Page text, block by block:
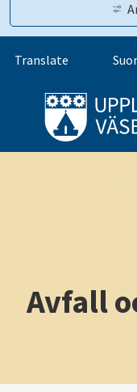
Gå till innehåll
Translate
Avfall